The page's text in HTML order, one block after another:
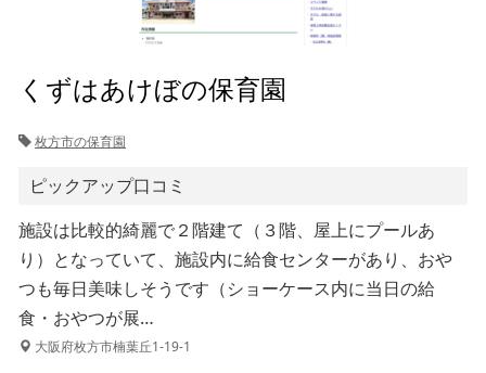
くずはあけぼの保育園
枚方市の保育園
ピックアップ口コミ
施設は比較的綺麗で２階建て（３階、屋上にプールあ
り）となっていて、施設内に給食センターがあり、おや
つも毎日美味しそうです（ショーケース内に当日の給
食・おやつが展…
大阪府枚方市楠葉丘1-19-1